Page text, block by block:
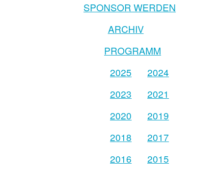
SPONSOR WERDEN
ARCHIV
PROGRAMM
2025
2024
2023
2021
2020
2019
2018
2017
2016
2015